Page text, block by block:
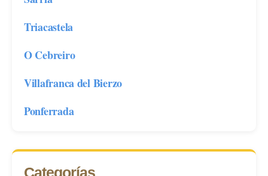
Triacastela
O Cebreiro
Villafranca del Bierzo
Ponferrada
Categorías